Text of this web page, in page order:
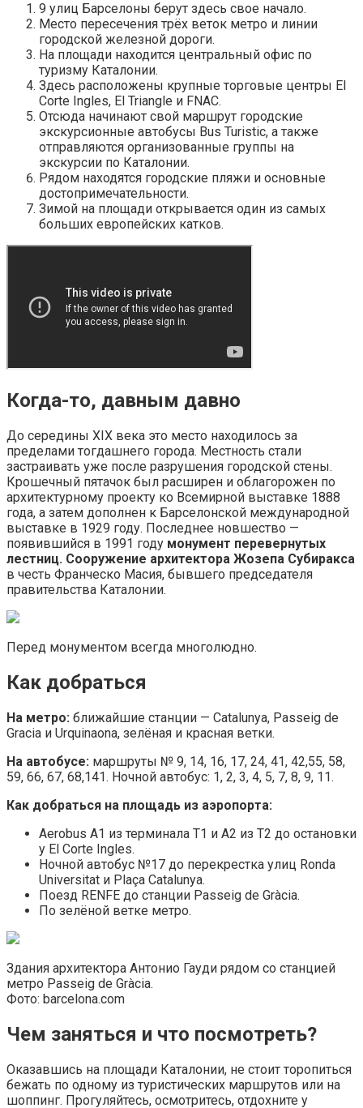
9 улиц Барселоны берут здесь свое начало.
Место пересечения трёх веток метро и линии
городской железной дороги.
На площади находится центральный офис по
туризму Каталонии.
Здесь расположены крупные торговые центры El
Corte Ingles, El Triangle и FNAC.
Отсюда начинают свой маршрут городские
экскурсионные автобусы Bus Turistic, а также
отправляются организованные группы на
экскурсии по Каталонии.
Рядом находятся городские пляжи и основные
достопримечательности.
Зимой на площади открывается один из самых
больших европейских катков.
Когда-то, давным давно
До середины XIX века это место находилось за
пределами тогдашнего города. Местность стали
застраивать уже после разрушения городской стены.
Крошечный пятачок был расширен и облагорожен по
архитектурному проекту ко Всемирной выставке 1888
года, а затем дополнен к Барселонской международной
выставке в 1929 году. Последнее новшество —
появившийся в 1991 году монумент перевернутых
лестниц. Сооружение архитектора Жозепа Субиракса
в честь Франческо Масия, бывшего председателя
правительства Каталонии.
Перед монументом всегда многолюдно.
Как добраться
На метро: ближайшие станции — Catalunya, Passeig de
Gracia и Urquinaona, зелёная и красная ветки.
На автобусе: маршруты № 9, 14, 16, 17, 24, 41, 42,55, 58,
59, 66, 67, 68,141. Ночной автобус: 1, 2, 3, 4, 5, 7, 8, 9, 11.
Как добраться на площадь из аэропорта:
Aerobus А1 из терминала T1 и А2 из T2 до остановки
у El Corte Ingles.
Ночной автобус №17 до перекрестка улиц Ronda
Universitat и Plaça Catalunya.
Поезд RENFE до станции Passeig de Gràcia.
По зелёной ветке метро.
Здания архитектора Антонио Гауди рядом со станцией
метро Passeig de Gràcia.
Фото: barcelona.com
Чем заняться и что посмотреть?
Оказавшись на площади Каталонии, не стоит торопиться
бежать по одному из туристических маршрутов или на
шоппинг. Прогуляйтесь, осмотритесь, отдохните у